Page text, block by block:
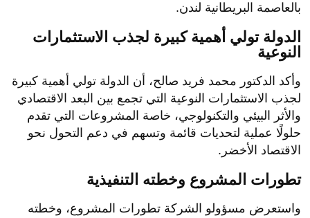
بالعاصمة البريطانية لندن.
الدولة تولي أهمية كبيرة لجذب الاستثمارات
النوعية
وأكد الدكتور محمد فريد صالح، أن الدولة تولي أهمية كبيرة
لجذب الاستثمارات النوعية التي تجمع بين البعد الاقتصادي
والأثر البيئي والتكنولوجي، خاصة المشروعات التي تقدم
حلولًا عملية لتحديات قائمة وتسهم في دعم التحول نحو
الاقتصاد الأخضر.
تطورات المشروع وخطته التنفيذية
واستعرض مسؤولو الشركة تطورات المشروع، وخطته